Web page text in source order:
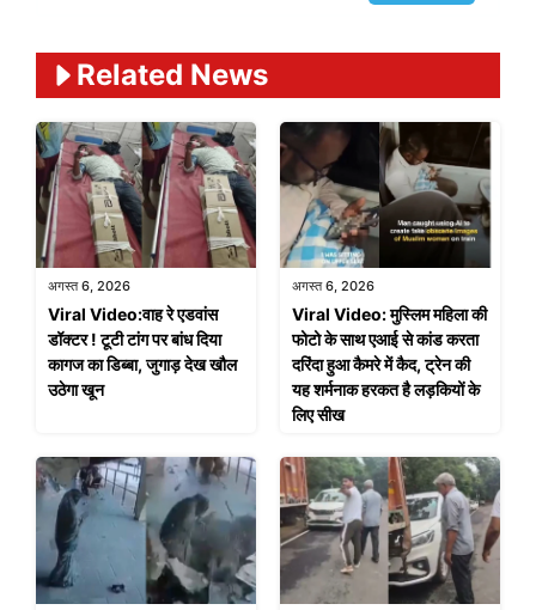
Related News
अगस्त 6, 2026
Viral Video:वाह रे एडवांस
डॉक्टर ! टूटी टांग पर बांध दिया
कागज का डिब्बा, जुगाड़ देख खौल
उठेगा खून
अगस्त 6, 2026
Viral Video: मुस्लिम महिला की
फोटो के साथ एआई से कांड करता
दरिंदा हुआ कैमरे में कैद, ट्रेन की
यह शर्मनाक हरकत है लड़कियों के
लिए सीख